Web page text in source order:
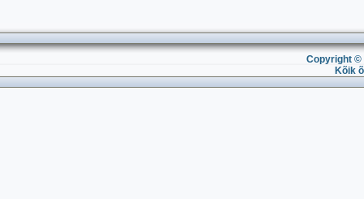
Copyright ©
Kõik